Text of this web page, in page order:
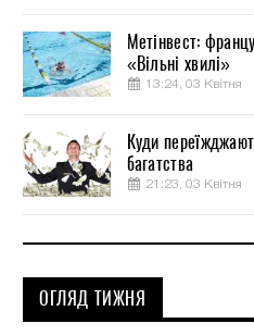
Метінвест:
«Вільні хвилі»
13:24, 03 Квітня
Куди
багатства
21:23, 03 Квітня
ОГЛЯД ТИЖНЯ